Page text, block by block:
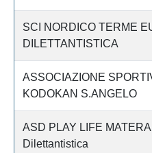
SCI NORDICO TERME
DILETTANTISTICA
ASSOCIAZIONE
KODOKAN S.ANGELO
ASD PLAY LIFE
Dilettantistica